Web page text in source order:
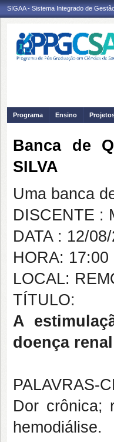
SIGAA - Sistema Integrado de
Programa Ensino
Banca de
SILVA
Uma banca
DISCENTE :
DATA : 12/
HORA: 17:00
LOCAL:
TÍTULO:
A
doença
PALAVRAS-
Dor crônica;
hemodiálise.